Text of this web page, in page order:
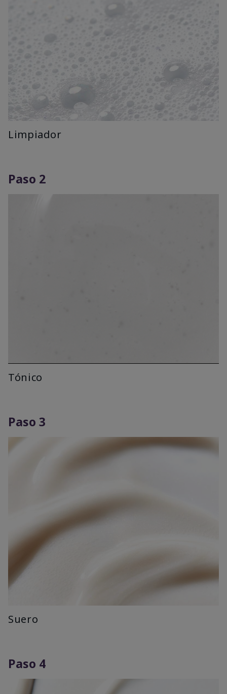
Limpiador
Paso 2
Tónico
Paso 3
Suero
Paso 4